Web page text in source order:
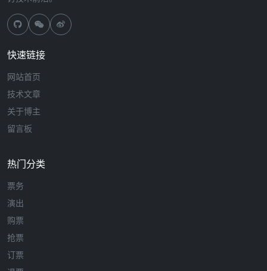
快速链接
网站首页
技术文章
关于博主
留言板
热门分类
票务
演出
购票
抢票
订票